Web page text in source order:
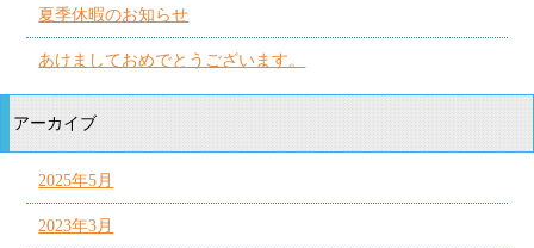
夏季休暇のお知らせ
あけましておめでとうございます。
アーカイブ
2025年5月
2023年3月